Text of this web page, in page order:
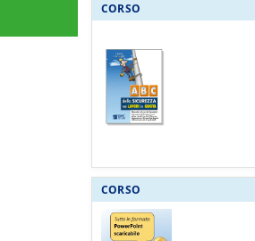
CORSO
CORSO